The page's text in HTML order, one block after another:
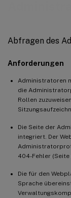
Abfragen des
Anforderungen
Administratoren
die
Rollen
Die Seite der
integriert. Der
404-Fehler
Die für den
Sprache